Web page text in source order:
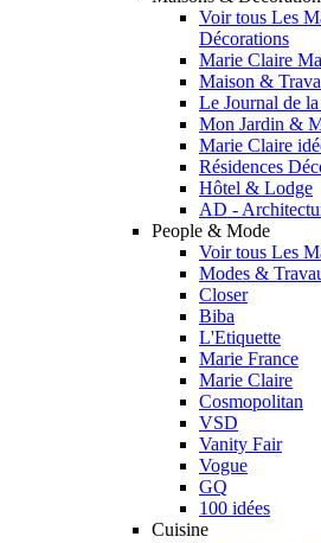
Voir tous Les
Décorations
Marie Claire
Maison &
Le Journal de
Mon Jardin &
Marie Claire
Résidences
Hôtel & Lodge
AD -
People & Mode
Voir tous Les
Modes &
Closer
Biba
L'Etiquette
Marie France
Marie Claire
Cosmopolitan
VSD
Vanity Fair
Vogue
GQ
100 idées
Cuisine